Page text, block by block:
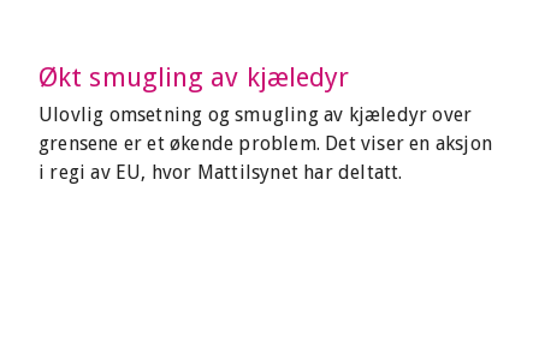
Økt smugling av kjæledyr
Ulovlig omsetning og smugling av kjæledyr over
grensene er et økende problem. Det viser en aksjon
i regi av EU, hvor Mattilsynet har deltatt.